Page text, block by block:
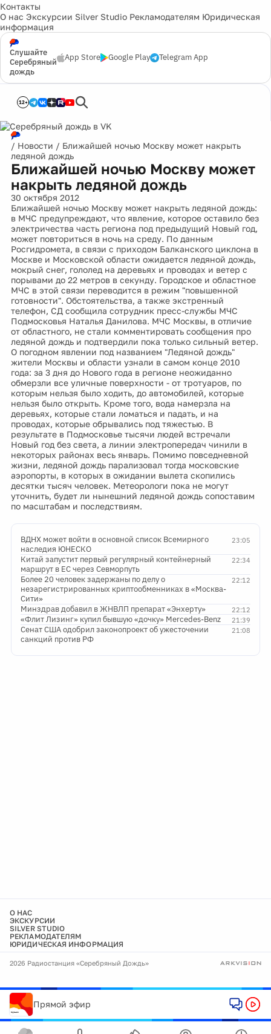
Контакты
О нас Экскурсии Silver Studio Рекламодателям Юридическая
информация
Слушайте
Серебряный
дождь
App Store Google Play Telegram App
12+
/ Новости / Ближайшей ночью Москву может накрыть
ледяной дождь
Ближайшей ночью Москву может
накрыть ледяной дождь
30 октября 2012
Ближайшей ночью Москву может накрыть ледяной дождь:
в МЧС предупреждают, что явление, которое оставило без
электричества часть региона под предыдущий Новый год,
может повториться в ночь на среду. По данным
Росгидромета, в связи с приходом Балканского циклона в
Москве и Московской области ожидается ледяной дождь,
мокрый снег, гололед на деревьях и проводах и ветер с
порывами до 22 метров в секунду. Городское и областное
МЧС в этой связи переводится в режим "повышенной
готовности". Обстоятельства, а также экстренный
телефон, СД сообщила сотрудник пресс-службы МЧС
Подмосковья Наталья Данилова. МЧС Москвы, в отличие
от областного, не стали комментировать сообщения про
ледяной дождь и подтвердили пока только сильный ветер.
О погодном явлении под названием "Ледяной дождь"
жители Москвы и области узнали в самом конце 2010
года: за 3 дня до Нового года в регионе неожиданно
обмерзли все уличные поверхности - от тротуаров, по
которым нельзя было ходить, до автомобилей, которые
нельзя было открыть. Кроме того, вода намерзла на
деревьях, которые стали ломаться и падать, и на
проводах, которые обрывались под тяжестью. В
результате в Подмосковье тысячи людей встречали
Новый год без света, а линии электропередач чинили в
некоторых районах весь январь. Помимо повседневной
жизни, ледяной дождь парализовал тогда московские
аэропорты, в которых в ожидании вылета скопились
десятки тысяч человек. Метеорологи пока не могут
уточнить, будет ли нынешний ледяной дождь сопоставим
по масштабам и последствиям.
23:05
ВДНХ может войти в основной список Всемирного
наследия ЮНЕСКО
22:34
Китай запустит первый регулярный контейнерный
маршрут в ЕС через Севморпуть
22:12
Более 20 человек задержаны по делу о
незарегистрированных криптообменниках в «Москва-
Сити»
22:12
Минздрав добавил в ЖНВЛП препарат «Энхерту»
21:39
«Флит Лизинг» купил бывшую «дочку» Mercedes-Benz
21:08
Сенат США одобрил законопроект об ужесточении
санкций против РФ
О НАС
ЭКСКУРСИИ
SILVER STUDIO
РЕКЛАМОДАТЕЛЯМ
ЮРИДИЧЕСКАЯ ИНФОРМАЦИЯ
2026 Радиостанция «Серебряный Дождь»
Прямой эфир